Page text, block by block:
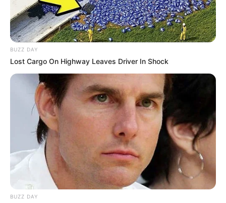
2. Pose jongkok tetep keren, dong
BUZZ DAY
Lost Cargo On Highway Leaves Driver In Shock
BUZZ DAY